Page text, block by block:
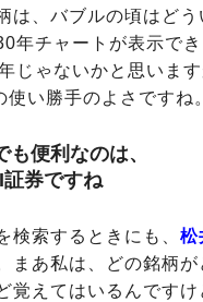
は、バブルの頃はどう
年チャートが表示で
じゃないかと思います
使い勝手のよさですね。
便利なのは、
券ですね
索するときにも、 松
まあ私は、どの銘柄
覚えてはいるんですけ